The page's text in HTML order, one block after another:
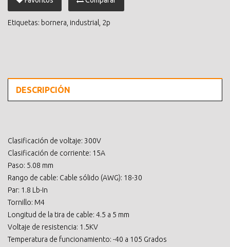
Etiquetas: bornera industrial 2p
DESCRIPCIÓN
Clasificación de voltaje: 300V
Clasificación de corriente: 15A
Paso: 5.08 mm
Rango de cable: Cable sólido (AWG): 18-30
Par: 1.8 Lb-In
Tornillo: M4
Longitud de la tira de cable: 4.5 a 5 mm
Voltaje de resistencia: 1.5KV
Temperatura de funcionamiento: -40 a 105 Grados